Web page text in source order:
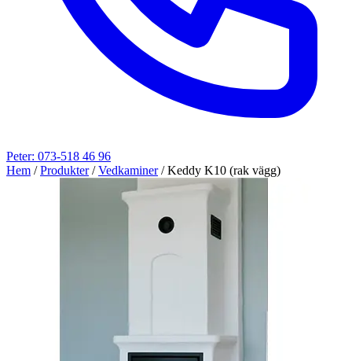
Peter: 073-518 46 96
Hem / Produkter / Vedkaminer / Keddy K10 (rak vägg)